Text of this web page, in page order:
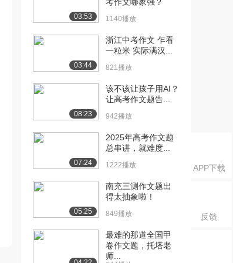
APP下载
反馈
03:53 1140播放
03:44
浙江中考作文 乍看
一粒米 实际满汉...
821播放
08:23
该不该让孩子用AI？
让高考作文题告...
942播放
07:24
2025年高考作文题
总串讲，就难度...
1222播放
05:25
南充三测作文题出
得太抽象啦！
849播放
最难的那道全国甲
卷作文题，托塔老
师...